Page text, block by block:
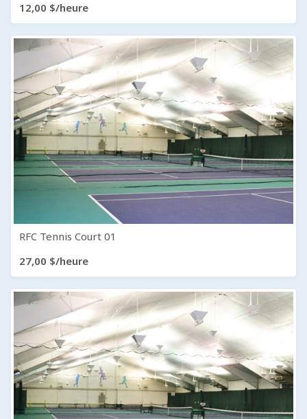
12,00 $/heure
RFC Tennis Court 01
27,00 $/heure